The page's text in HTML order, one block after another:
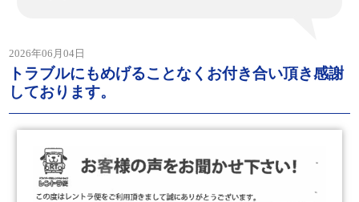
2026年06月04日
トラブルにもめげることなくお付き合い頂き感謝
しております。